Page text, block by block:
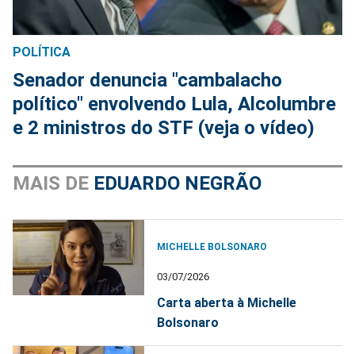
POLÍTICA
Senador denuncia "cambalacho
político" envolvendo Lula, Alcolumbre
e 2 ministros do STF (veja o vídeo)
MAIS DE EDUARDO NEGRÃO
MICHELLE BOLSONARO
03/07/2026
Carta aberta à Michelle
Bolsonaro